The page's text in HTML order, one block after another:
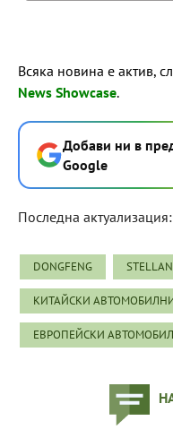
Всяка новина е актив,
News Showcase.
Добави ни в
Google
Последна актуализация:
DONGFENG
КИТАЙСКИ
ЕВРОПЕЙСКИ